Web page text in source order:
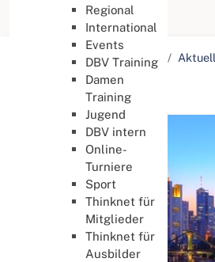
Regional
International
Events
DBV Training
Damen
Training
Jugend
DBV intern
Online-
Turniere
Sport
Thinknet für
Mitglieder
Thinknet für
Ausbilder
Aktuelle Seite: Startseite